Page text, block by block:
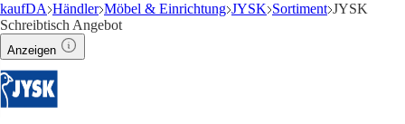
kaufDA Händler Möbel & Einrichtung JYSK Sortiment JYSK
Schreibtisch Angebot
Anzeigen